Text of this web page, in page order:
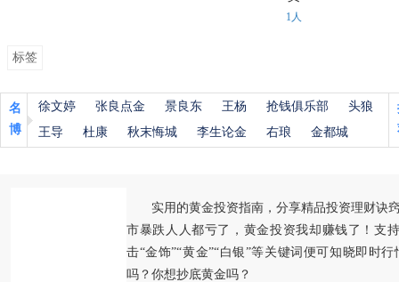
1人
标签
名
博
徐文婷 张良点金 景良东 王杨 抢钱俱乐部
头狼
王导
杜康 秋末悔城 李生论金 右琅 金都城
实用的黄金投资指南，分享精品投资理财诀
市暴跌人人都亏了，黄金投资我却赚钱了！支
击“金饰”“黄金”“白银”等关键词便可知晓即时
吗？你想抄底黄金吗？